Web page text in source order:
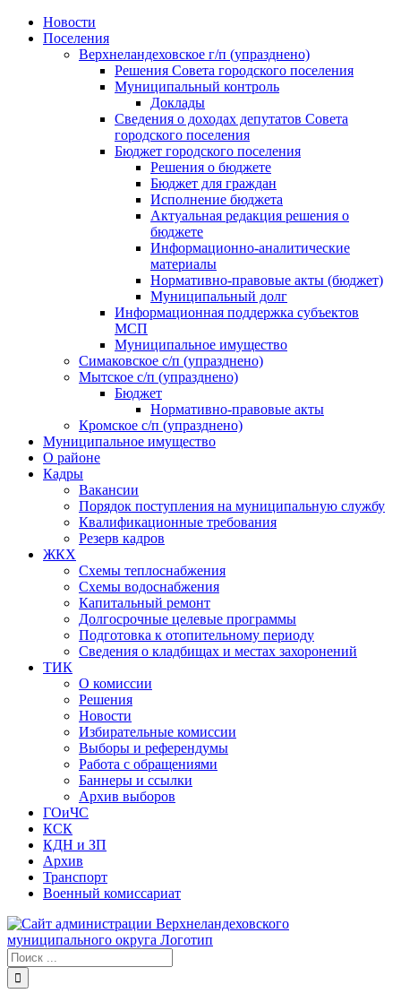
Skip
Новости
Поселения
Верхнеландеховское г/п (упразднено)
Решения Совета городского поселения
Муниципальный контроль
Доклады
Сведения о доходах депутатов Совета
городского поселения
Бюджет городского поселения
Решения о бюджете
Бюджет для граждан
Исполнение бюджета
Актуальная редакция решения о
бюджете
Информационно-аналитические
материалы
Нормативно-правовые акты (бюджет)
Муниципальный долг
Информационная поддержка субъектов
МСП
Муниципальное имущество
Симаковское с/п (упразднено)
Мытское с/п (упразднено)
Бюджет
Нормативно-правовые акты
Кромское с/п (упразднено)
Муниципальное имущество
О районе
Кадры
Вакансии
Порядок поступления на муниципальную службу
Квалификационные требования
Резерв кадров
ЖКХ
Схемы теплоснабжения
Схемы водоснабжения
Капитальный ремонт
Долгосрочные целевые программы
Подготовка к отопительному периоду
Сведения о кладбищах и местах захоронений
ТИК
О комиссии
Решения
Новости
Избирательные комиссии
Выборы и референдумы
Работа с обращениями
Баннеры и ссылки
Архив выборов
ГОиЧС
КСК
КДН и ЗП
Архив
Транспорт
Военный комиссариат
Результат
поиска: